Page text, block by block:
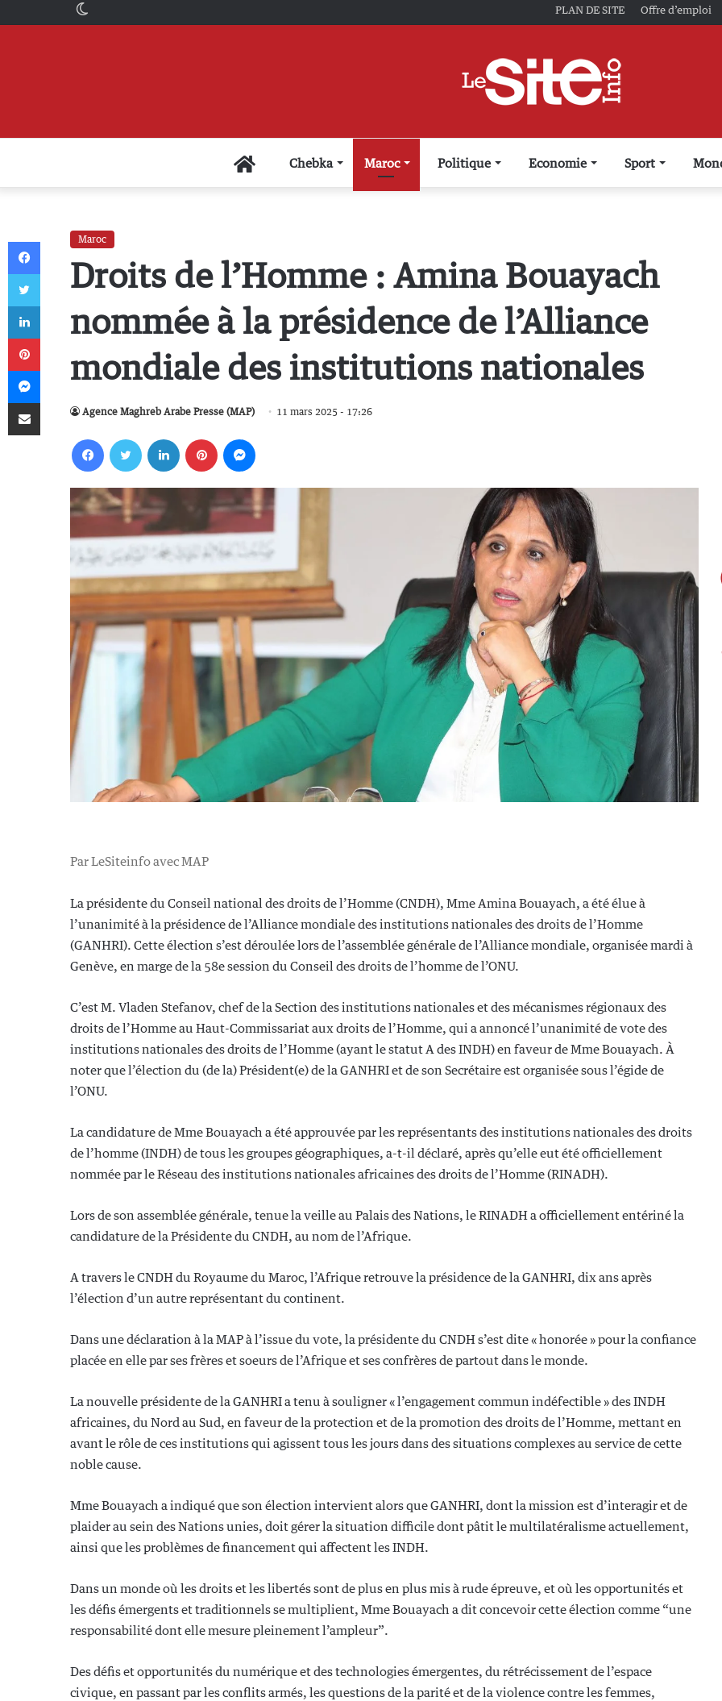
PLAN DE SITE Offre d’emploi
AccueilChebka Maroc Politique Economie Sport
Maroc
Droits de l’Homme : Amina Bouayach
nommée à la présidence de l’Alliance
mondiale des institutions nationales
Agence Maghreb Arabe Presse (MAP) 11 mars 2025 - 17:26
Par LeSiteinfo avec MAP
La présidente du Conseil national des droits de l’Homme (CNDH), Mme Amina Bouayach, a été élue à
l’unanimité à la présidence de l’Alliance mondiale des institutions nationales des droits de l’Homme
(GANHRI). Cette élection s’est déroulée lors de l’assemblée générale de l’Alliance mondiale, organisée mardi à
Genève, en marge de la 58e session du Conseil des droits de l’homme de l’ONU.
C’est M. Vladen Stefanov, chef de la Section des institutions nationales et des mécanismes régionaux des
droits de l’Homme au Haut-Commissariat aux droits de l’Homme, qui a annoncé l’unanimité de vote des
institutions nationales des droits de l’Homme (ayant le statut A des INDH) en faveur de Mme Bouayach. À
noter que l’élection du (de la) Président(e) de la GANHRI et de son Secrétaire est organisée sous l’égide de
l’ONU.
La candidature de Mme Bouayach a été approuvée par les représentants des institutions nationales des droits
de l’homme (INDH) de tous les groupes géographiques, a-t-il déclaré, après qu’elle eut été officiellement
nommée par le Réseau des institutions nationales africaines des droits de l’Homme (RINADH).
Lors de son assemblée générale, tenue la veille au Palais des Nations, le RINADH a officiellement entériné la
candidature de la Présidente du CNDH, au nom de l’Afrique.
A travers le CNDH du Royaume du Maroc, l’Afrique retrouve la présidence de la GANHRI, dix ans après
l’élection d’un autre représentant du continent.
Dans une déclaration à la MAP à l’issue du vote, la présidente du CNDH s’est dite « honorée » pour la confiance
placée en elle par ses frères et soeurs de l’Afrique et ses confrères de partout dans le monde.
La nouvelle présidente de la GANHRI a tenu à souligner « l’engagement commun indéfectible » des INDH
africaines, du Nord au Sud, en faveur de la protection et de la promotion des droits de l’Homme, mettant en
avant le rôle de ces institutions qui agissent tous les jours dans des situations complexes au service de cette
noble cause.
Mme Bouayach a indiqué que son élection intervient alors que GANHRI, dont la mission est d’interagir et de
plaider au sein des Nations unies, doit gérer la situation difficile dont pâtit le multilatéralisme actuellement,
ainsi que les problèmes de financement qui affectent les INDH.
Dans un monde où les droits et les libertés sont de plus en plus mis à rude épreuve, et où les opportunités et
les défis émergents et traditionnels se multiplient, Mme Bouayach a dit concevoir cette élection comme “une
responsabilité dont elle mesure pleinement l’ampleur”.
Des défis et opportunités du numérique et des technologies émergentes, du rétrécissement de l’espace
civique, en passant par les conflits armés, les questions de la parité et de la violence contre les femmes,
Facebook